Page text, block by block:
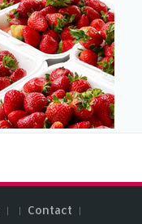
Contact